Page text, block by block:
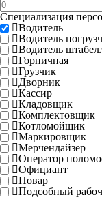
Специализация
Водитель
Водитель
Водитель
Горничная
Грузчик
Дворник
Кассир
Кладовщик
Комплектовщик
Котломойщик
Маркировщик
Мерчендайзер
Оператор
Официант
Повар
Подсобный